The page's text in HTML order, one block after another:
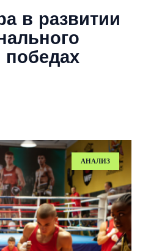
в развитии
победах